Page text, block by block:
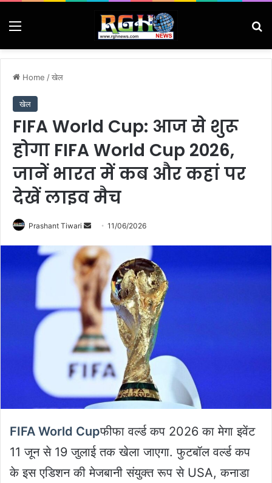
Menu
Home /खेल
खेल
FIFA World Cup: आज से शुरू
होगा FIFA World Cup 2026,
जानें भारत में कब और कहां पर
देखें लाइव मैच
Prashant Tiwari
Send
email
11/06/2026
FIFA World Cupफीफा वर्ल्ड कप 2026 का मेगा इवेंट
11 जून से 19 जुलाई तक खेला जाएगा. फुटबॉल वर्ल्ड कप
के इस एडिशन की मेजबानी संयुक्त रूप से USA, कनाडा